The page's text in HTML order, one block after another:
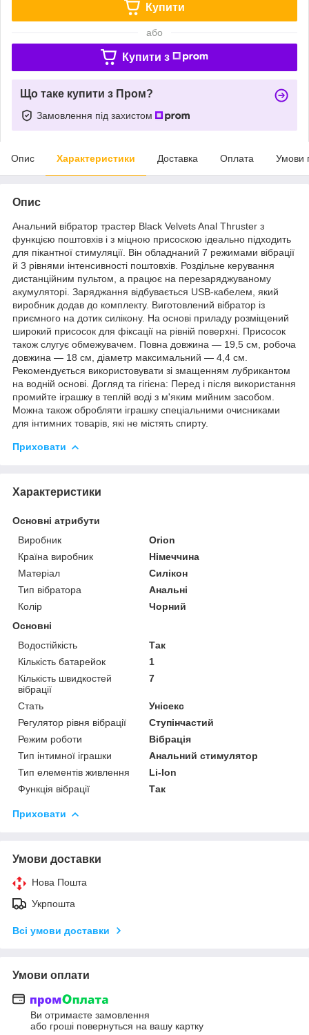
Купити
або
Купити з
Що таке купити з Пром?
Замовлення під захистом
Опис Характеристики Доставка Оплата Умови
Опис
Анальний вібратор трастер Black Velvets Anal Thruster з
функцією поштовхів і з міцною присоскою ідеально підходить
для пікантної стимуляції. Він обладнаний 7 режимами вібрації
й 3 рівнями інтенсивності поштовхів. Роздільне керування
дистанційним пультом, а працює на перезаряджуваному
акумуляторі. Заряджання відбувається USB-кабелем, який
виробник додав до комплекту. Виготовлений вібратор із
приємного на дотик силікону. На основі приладу розміщений
широкий присосок для фіксації на рівній поверхні. Присосок
також слугує обмежувачем. Повна довжина — 19,5 см, робоча
довжина — 18 см, діаметр максимальний — 4,4 см.
Рекомендується використовувати зі змащенням лубрикантом
на водній основі. Догляд та гігієна: Перед і після використання
промийте іграшку в теплій воді з м'яким мийним засобом.
Можна також обробляти іграшку спеціальними очисниками
для інтимних товарів, які не містять спирту.
Приховати
Характеристики
Основні атрибути
Виробник
Orion
Країна виробник
Німеччина
Матеріал
Силікон
Тип вібратора
Анальні
Колір
Чорний
Основні
Водостійкість
Так
Кількість батарейок
1
Кількість швидкостей
вібрації
7
Стать
Унісекс
Регулятор рівня вібрації
Ступінчастий
Режим роботи
Вібрація
Тип інтимної іграшки
Анальний стимулятор
Тип елементів живлення
Li-Ion
Функція вібрації
Так
Приховати
Умови доставки
Нова Пошта
Укрпошта
Всі умови доставки
Умови оплати
Ви отримаєте замовлення
або гроші повернуться на вашу картку